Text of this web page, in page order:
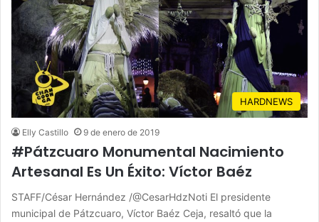
HARDNEWS
Elly Castillo 9 de enero de 2019
#Pátzcuaro Monumental Nacimiento
Artesanal Es Un Éxito: Víctor Baéz
STAFF/César Hernández /@CesarHdzNoti El presidente
municipal de Pátzcuaro, Víctor Baéz Ceja, resaltó que la